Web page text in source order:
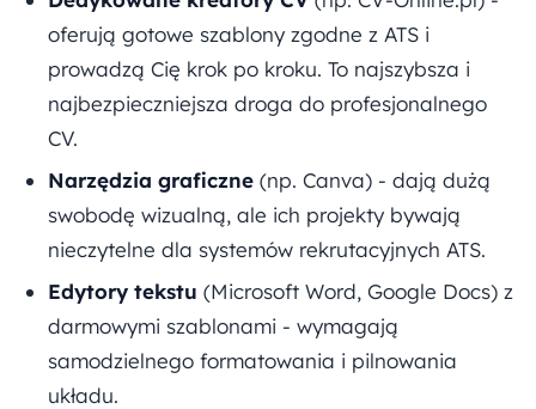
oferują gotowe szablony zgodne z ATS i
prowadzą Cię krok po kroku. To najszybsza i
najbezpieczniejsza droga do profesjonalnego
CV.
Narzędzia graficzne (np. Canva) - dają dużą
swobodę wizualną, ale ich projekty bywają
nieczytelne dla systemów rekrutacyjnych ATS.
Edytory tekstu (Microsoft Word, Google Docs) z
darmowymi szablonami - wymagają
samodzielnego formatowania i pilnowania
układu.